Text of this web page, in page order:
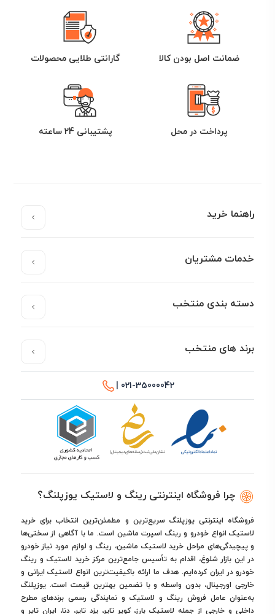
ضمانت اصل بودن کالا گارانتی طلایی محصولات
پرداخت در محل پشتیبانی 24 ساعته
راهنما خرید
خدمات مشتریان
دسته بندی منتخب
برند های منتخب
021-35000042 |
چرا فروشگاه اینترنتی رینگ و لاستیک یوزپلنگ؟
فروشگاه اینترنتی یوزپلنگ سریع‌ترین و مطمئن‌ترین انتخاب برای خرید
لاستیک انواع خودرو و رینگ اسپرت ماشین است. ما با آگاهی از سختی‌ها
و پیچیدگی‌های مراحل خرید لاستیک ماشین، رینگ و لوازم مورد نیاز خودرو
در این بازار شلوغ، اقدام به تأسیس جامع‌ترین مرکز خرید لاستیک و رینگ
خودرو در ایران کرده‌ایم. هدف ما ارائه باکیفیت‌ترین انواع لاستیک ایرانی و
خارجی اورجینال، بدون واسطه و با تضمین بهترین قیمت است. یوزپلنگ
به‌عنوان عامل فروش رینگ و لاستیک و نمایندگی رسمی برندهای مطرح
داخلی و خارجی از جمله لاستیک بارز، کویر تایر، یزد تایر، دنا، ایران تایر و